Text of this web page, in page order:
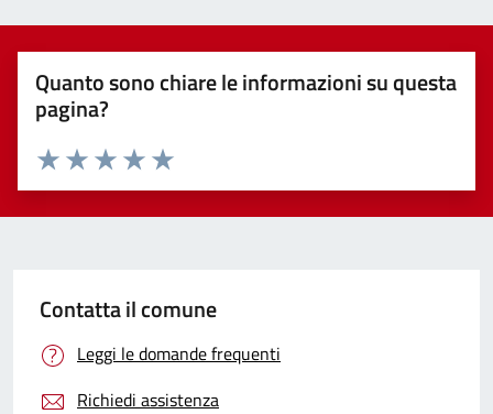
Quanto sono chiare le informazioni su questa
pagina?
Valuta 5 stelle su 5
Valuta 4 stelle su 5
Valuta 3 stelle su 5
Valuta 2 stelle su 5
Valuta 1 stelle su 5
Contatta il comune
Leggi le domande frequenti
Richiedi assistenza